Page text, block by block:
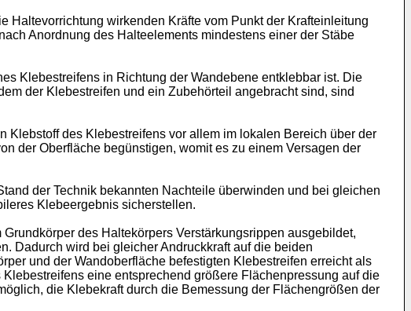
wirkenden Kräfte vom Punkt der Krafteinleitung
Anordnung des Halteelements mindestens einer der Stäbe
Klebestreifens in Richtung der Wandebene entklebbar ist. Die
der Klebestreifen und ein Zubehörteil angebracht sind, sind
des Klebestreifens vor allem im lokalen Bereich über der
der Oberfläche begünstigen, womit es zu einem Versagen der
der Technik bekannten Nachteile überwinden und bei gleichen
Klebeergebnis sicherstellen.
des Haltekörpers Verstärkungsrippen ausgebildet,
Dadurch wird bei gleicher Andruckkraft auf die beiden
und der Wandoberfläche befestigten Klebestreifen erreicht als
eine entsprechend größere Flächenpressung auf die
die Klebekraft durch die Bemessung der Flächengrößen der